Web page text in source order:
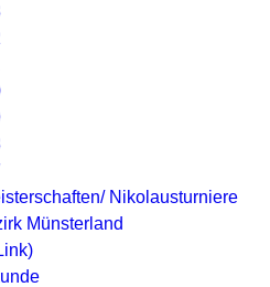
Nikolausturniere
Münsterland